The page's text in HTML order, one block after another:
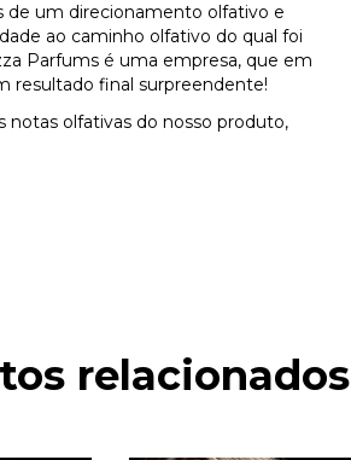
de um direcionamento olfativo e
ao caminho olfativo do qual foi
Parfums é uma empresa, que em
resultado final surpreendente!
olfativas do nosso produto,
relacionados